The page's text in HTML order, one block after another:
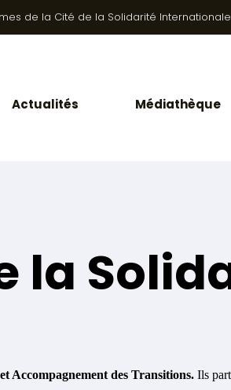
de la Cité de la Solidarité
Actualités Médiathèque
la
et Accompagnement des Transitions. Ils